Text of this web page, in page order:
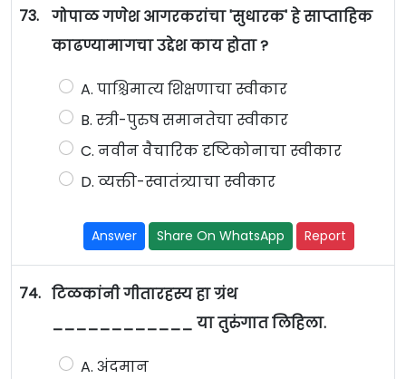
73.
गोपाळ गणेश आगरकरांचा 'सुधारक' हे साप्ताहिक
काढण्यामागचा उद्देश काय होता ?
A. पाश्चिमात्य शिक्षणाचा स्वीकार
B. स्त्री-पुरुष समानतेचा स्वीकार
C. नवीन वैचारिक दृष्टिकोनाचा स्वीकार
D. व्यक्ती-स्वातंत्र्याचा स्वीकार
Answer Share On WhatsApp Report
74. टिळकांनी गीतारहस्य हा ग्रंथ
____________ या तुरुंगात लिहिला.
A. अंदमान